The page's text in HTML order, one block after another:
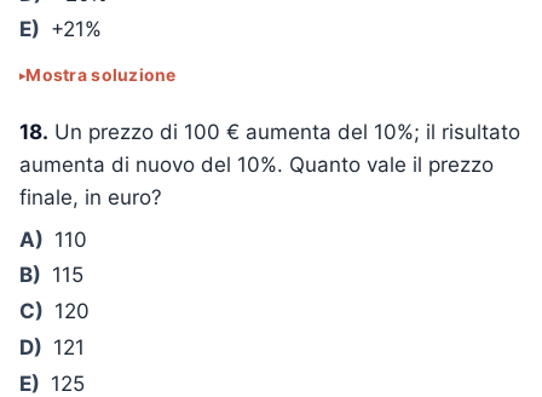
E) +21%
Mostra soluzione
18. Un prezzo di 100 € aumenta del 10%; il risultato
aumenta di nuovo del 10%. Quanto vale il prezzo
finale, in euro?
A) 110
B) 115
C) 120
D) 121
E) 125